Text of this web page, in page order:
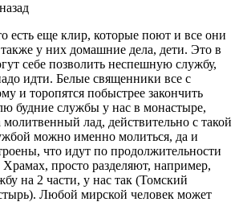
есть еще клир, которые поют и все они
также у них домашние дела, дети. Это в
себе позволить неспешную службу,
идти. Белые священники все с
и торопятся побыстрее закончить
будние службы у нас в монастыре,
молитвенный лад, действительно с такой
можно именно молиться, да и
что идут по продолжительности
просто разделяют, например,
на 2 части, у нас так (Томский
Любой мирской человек может